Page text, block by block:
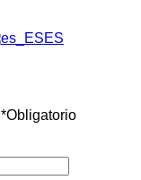
ES
*Obligatorio